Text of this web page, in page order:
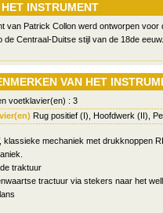
INSTRUMENT
van Patrick Collon werd ontworpen voor
de Centraal-Duitse stijl van de 18de
VAN HET
voetklavier(en) : 3
Rug positief (I), Hoofdwerk (II),
klassieke mechaniek met drukknoppen
traktuur
tractuur via stekers naar het